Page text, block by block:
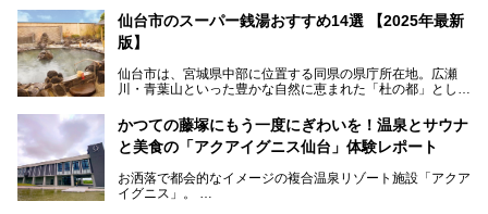
ー
提供元：サッポロビール【PR】
硫黄泉、塩化物泉、硫酸塩泉、炭酸水素塩泉などと多様な泉
質がそろっているからです。
の旅館・ホテルも立ち寄り入浴に門戸を開いてくれていま
す。
今回はそんな旅館の中から、おすすめしたい5ヶ所の温泉を
セレクトしてみました。うち3ヶ所はサウナも楽しめます。
仙台市のスーパー銭湯おすすめ14選 【2025年最新
版】
仙台市は、宮城県中部に位置する同県の県庁所在地。広瀬
川・青葉山といった豊かな自然に恵まれた「杜の都」として
人気です。新幹線を使えば都心から1時間30分とアクセスも
よく、気軽に訪れやすい地方都市の1つです。
仙台牛タンなどを堪能するグルメ旅や、スポーツ観戦の遠征
時などに利用しやすい温浴施設がたくさんありますよ。
かつての藤塚にもう一度にぎわいを！温泉とサウナ
と美食の「アクアイグニス仙台」体験レポート
お洒落で都会的なイメージの複合温泉リゾート施設「アクア
イグニス」。